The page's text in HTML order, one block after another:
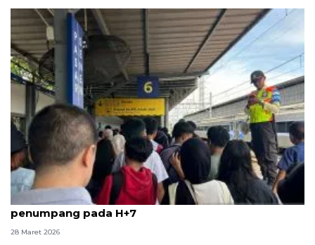
Stasiun Pasar Senen masih dipadati puluhan ribu
penumpang pada H+7
28 Maret 2026